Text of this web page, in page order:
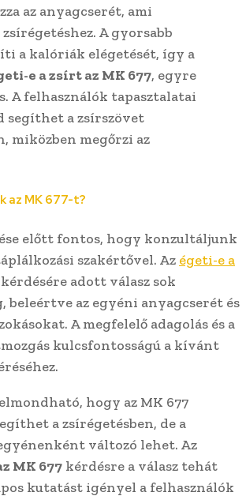
az anyagcserét, ami
A gyorsabb
a kalóriák elégetését, így a
e a zsírt az MK 677, egyre
A felhasználók tapasztalatai
segíthet a zsírszövet
miközben megőrzi az
az MK 677-t?
előtt fontos, hogy konzultáljunk
szakértővel. Az égeti-e a
kérdésére adott válasz sok
beleértve az egyéni anyagcserét és
A megfelelő adagolás és a
kulcsfontosságú a kívánt
hogy az MK 677
a zsírégetésben, de a
változó lehet. Az
MK 677 kérdésre a válasz tehát
kutatást igényel a felhasználók